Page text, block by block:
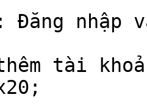
Đăng nhập
tài